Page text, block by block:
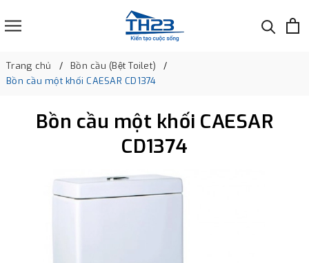
Trang chủ
Bồn cầu (Bệt Toilet)
Bồn cầu một khối CAESAR CD1374
Bồn cầu một khối CAESAR
CD1374